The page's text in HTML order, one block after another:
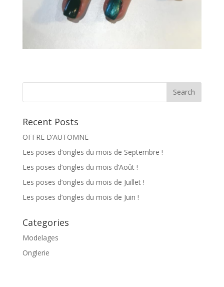
Recent Posts
OFFRE D’AUTOMNE
Les poses d’ongles du mois de Septembre !
Les poses d’ongles du mois d’Août !
Les poses d’ongles du mois de Juillet !
Les poses d’ongles du mois de Juin !
Categories
Modelages
Onglerie